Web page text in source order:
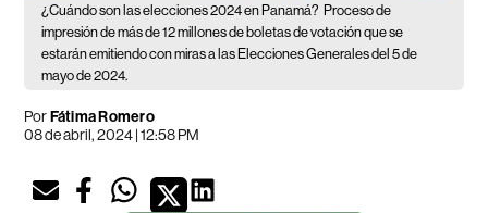
¿Cuándo son las elecciones 2024 en Panamá? Proceso de
impresión de más de 12 millones de boletas de votación que se
estarán emitiendo con miras a las Elecciones Generales del 5 de
mayo de 2024.
PorFátima Romero
08 de abril, 2024 | 12:58 PM